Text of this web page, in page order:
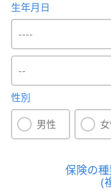
生年月日
性別
男性
保険の
(